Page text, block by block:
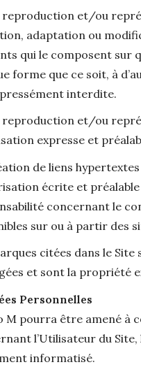
reproduction et/ou
adaptation ou
qui le composent sur
forme que ce soit, à
interdite.
et/ou
expresse et
de liens
écrite et préalable
concernant le
sur ou à partir des
citées dans le
et sont la propriété
Personnelles
M pourra être amené à
l’Utilisateur du Site,
informatisé.